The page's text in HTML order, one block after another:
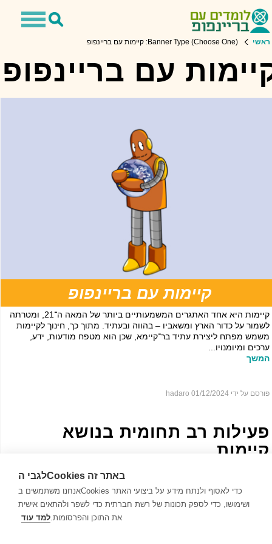
Toggle
Toggle
ראשי Banner Type (Choose One): קיימות עם בריינפופ
עם בריינפופ
קיימות עם בריינפופ
פעילות רב תחומית בנושא
קיימות
פורסם על ידי hadaro 01/12/2024
קיימות היא אחד האתגרים המשמעותיים ביותר של המאה ה־21, ומטרתה
לשמור על כדור הארץ ומשאביו – בהווה ובעתיד. מתוך כך, חינוך לקיימות
משמש מפתח ליצירת עתיד בר־קיימא, שכן הוא מטפח מודעות, ידע,
ערכים ומיומנויו...
המשך
לגבי הCookies באתר זה
אנחנו משתמשים בCookies כדי לאסוף ולנתח מידע על ביצועי האתר
ושימושו, כדי לספק תכונות של רשת חברתית כדי לשפר ולהתאים אישית
את התוכן והפרסומות.למד עוד